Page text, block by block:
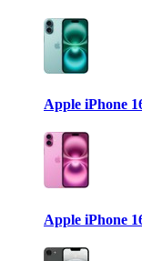
Apple iPhone
Apple iPhone